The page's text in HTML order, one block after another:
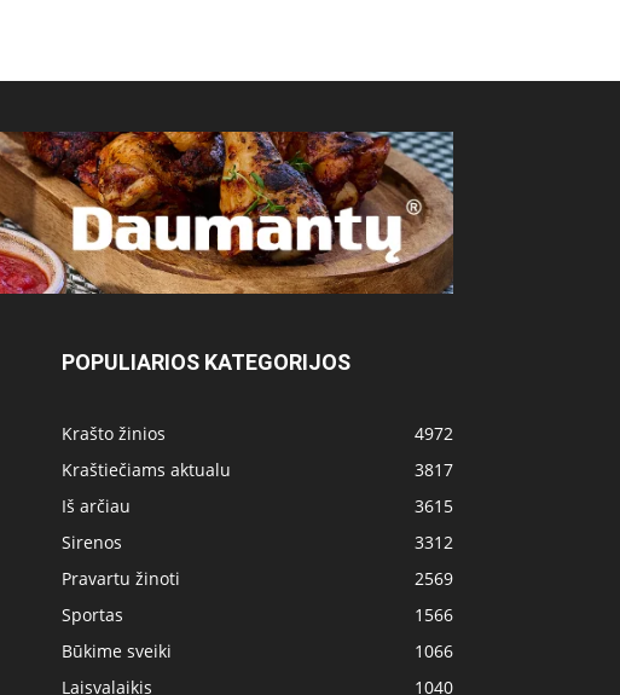
POPULIARIOS KATEGORIJOS
Krašto žinios
4972
Kraštiečiams aktualu
3817
Iš arčiau
3615
Sirenos
3312
Pravartu žinoti
2569
Sportas
1566
Būkime sveiki
1066
Laisvalaikis
1040